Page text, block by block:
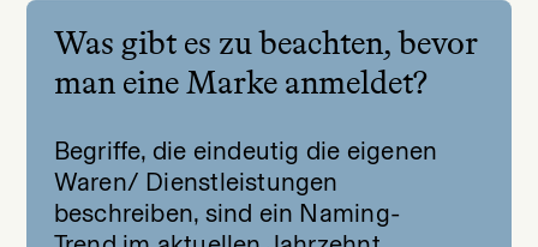
Was gibt es zu beachten, bevor
man eine Marke anmeldet?
Begriffe, die eindeutig die eigenen
Waren/ Dienstleistungen
beschreiben, sind ein Naming-